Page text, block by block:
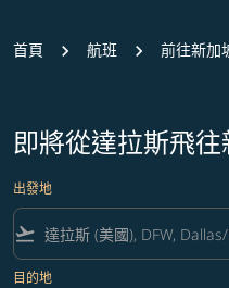
首頁 航班 前往新加
即將從達拉斯飛
出發地
flight_takeoff
目的地